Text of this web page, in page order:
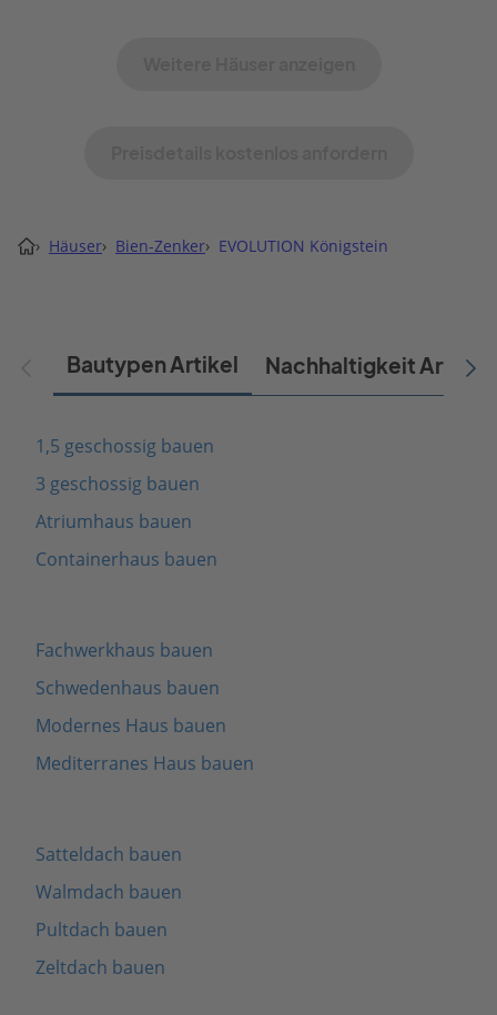
› Häuser› Bien-Zenker› EVOLUTION Königstein
Bautypen Artikel Nachhaltigkeit Artikel
1,5 geschossig bauen
3 geschossig bauen
Atriumhaus bauen
Containerhaus bauen
Fachwerkhaus bauen
Schwedenhaus bauen
Modernes Haus bauen
Mediterranes Haus bauen
Satteldach bauen
Walmdach bauen
Pultdach bauen
Zeltdach bauen